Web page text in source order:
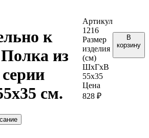
к
из
см.
Артикул
1216
Размер
изделия
(см)
ШхГхВ
55х35
Цена
828 ₽
В
корзину